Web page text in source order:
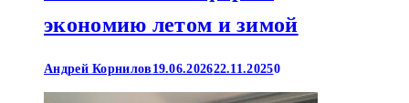
экономию летом и зимой
Андрей Корнилов 19.06.202622.11.20250